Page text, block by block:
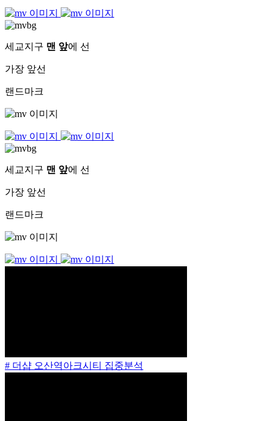
세교지구 맨 앞에 선
가장 앞선
랜드마크
세교지구 맨 앞에 선
가장 앞선
랜드마크
# 더샵 오산역아크시티 집중분석